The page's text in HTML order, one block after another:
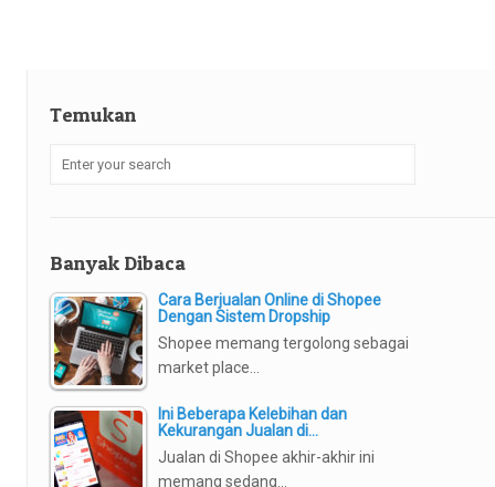
Temukan
Banyak Dibaca
Cara Berjualan Online di Shopee
Dengan Sistem Dropship
Shopee memang tergolong sebagai
market place…
Ini Beberapa Kelebihan dan
Kekurangan Jualan di…
Jualan di Shopee akhir-akhir ini
memang sedang…